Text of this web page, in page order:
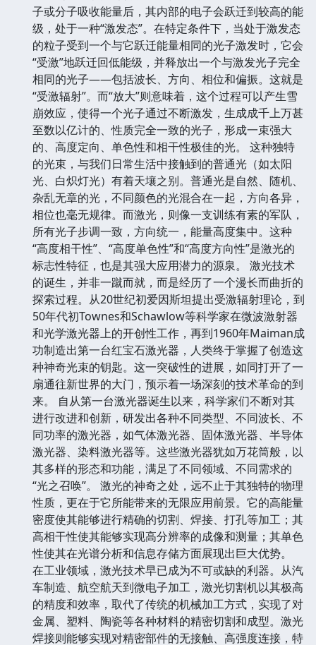
子或分子吸收能量后，其内部的电子会跃迁到较高的能
级，处于一种“激发态”。在特定条件下，当处于激发态
的粒子受到一个与它跃迁能量相同的光子激发时，它会
“受激”地跃迁回低能级，并释放出一个与激发光子完全
相同的光子——包括波长、方向、相位和偏振。这就是
“受激辐射”。而“放大”则意味着，这个过程可以产生雪
崩效应，使得一个光子通过不断激发，生成成千上万甚
至数以亿计的、性质完全一致的光子，形成一束强大
的、高度定向、单色性和相干性极佳的光。 这种独特
的光束，与我们日常生活中接触到的普通光（如太阳
光、白炽灯光）有着天壤之别。普通光是自然、随机、
杂乱无章的光，不同颜色的光混合在一起，方向各异，
相位也毫无规律。而激光，则像一支训练有素的军队，
所有光子步调一致，方向统一，能量高度集中。这种
“高度相干性”、“高度单色性”和“高度方向性”是激光的
标志性特征，也是其强大应用潜力的源泉。 激光技术
的诞生，并非一蹴而就，而是经历了一个漫长而曲折的
探索过程。从20世纪初爱因斯坦提出受激辐射理论，到
50年代初Townes和Schawlow等科学家在微波激射器
和光学激光器上的开创性工作，再到1960年Maiman成
功制造出第一台红宝石激光器，人类终于掌握了创造这
种神奇光束的钥匙。这一突破性的进展，如同打开了一
扇通往新世界的大门，预示着一场深刻的技术革命的到
来。 自从第一台激光器诞生以来，科学家们不断对其
进行改进和创新，研发出各种不同类型、不同波长、不
同功率的激光器，如气体激光器、固体激光器、半导体
激光器、染料激光器等。这些激光器犹如万花筒般，以
其多样的形态和功能，满足了不同领域、不同需求的
“光之召唤”。 激光的神奇之处，远不止于其独特的物理
性质，更在于它所能带来的无限应用前景。它的高能量
密度使其能够进行精确的切割、焊接、打孔等加工；其
高相干性使其能够实现高分辨率的成像和测量；其单色
性使其在光谱分析和信息存储方面展现出巨大优势。
在工业领域，激光技术早已成为不可或缺的利器。从汽
车制造、航空航天到微电子加工，激光切割机以其极高
的精度和效率，取代了传统的机械加工方式，实现了对
金属、塑料、陶瓷等各种材料的精密切割和成型。激光
焊接则能够实现对精密部件的无接触、高强度连接，特